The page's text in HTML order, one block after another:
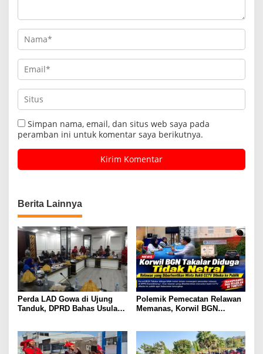
Simpan nama, email, dan situs web saya pada
peramban ini untuk komentar saya berikutnya.
Berita Lainnya
Perda LAD Gowa di Ujung
Tanduk, DPRD Bahas Usulan
Polemik Pemecatan Relawan
Memanas, Korwil BGN